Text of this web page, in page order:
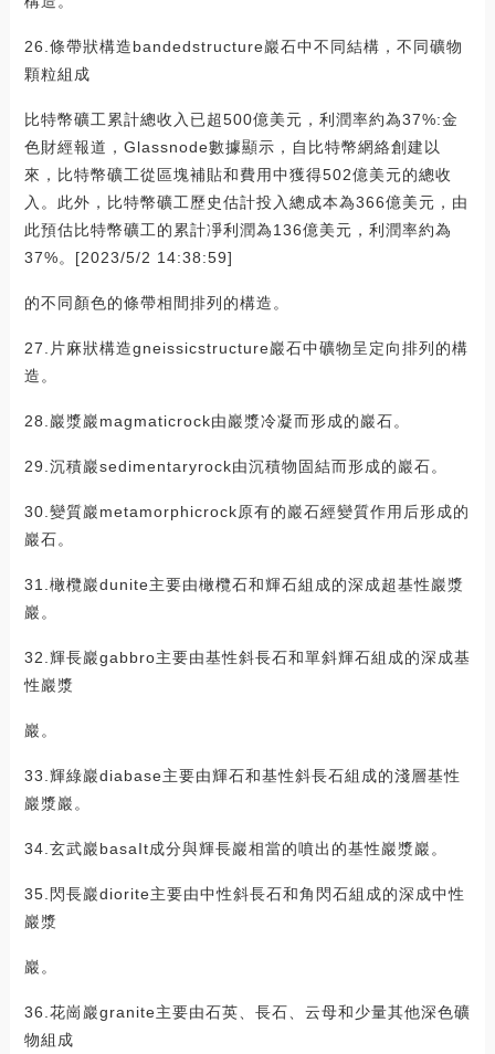
26.條帶狀構造bandedstructure巖石中不同結構，不同礦物
顆粒組成
比特幣礦工累計總收入已超500億美元，利潤率約為37%:金
色財經報道，Glassnode數據顯示，自比特幣網絡創建以
來，比特幣礦工從區塊補貼和費用中獲得502億美元的總收
入。此外，比特幣礦工歷史估計投入總成本為366億美元，由
此預估比特幣礦工的累計凈利潤為136億美元，利潤率約為
37%。[2023/5/2 14:38:59]
的不同顏色的條帶相間排列的構造。
27.片麻狀構造gneissicstructure巖石中礦物呈定向排列的構
造。
28.巖漿巖magmaticrock由巖漿冷凝而形成的巖石。
29.沉積巖sedimentaryrock由沉積物固結而形成的巖石。
30.變質巖metamorphicrock原有的巖石經變質作用后形成的
巖石。
31.橄欖巖dunite主要由橄欖石和輝石組成的深成超基性巖漿
巖。
32.輝長巖gabbro主要由基性斜長石和單斜輝石組成的深成基
性巖漿
巖。
33.輝綠巖diabase主要由輝石和基性斜長石組成的淺層基性
巖漿巖。
34.玄武巖basaIt成分與輝長巖相當的噴出的基性巖漿巖。
35.閃長巖diorite主要由中性斜長石和角閃石組成的深成中性
巖漿
巖。
36.花崗巖granite主要由石英、長石、云母和少量其他深色礦
物組成